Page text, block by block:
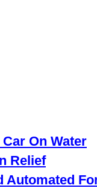
On Water
Relief
Automated